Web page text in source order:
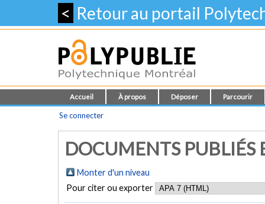
< Retour au portail
Accueil À propos Déposer Parcourir
Se connecter
DOCUMENTS PUBLIÉS
Monter d'un niveau
Pour citer ou exporter